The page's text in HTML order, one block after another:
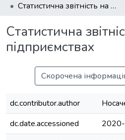
Статистична звітність на підприємствах
Статистична
підприємствах
Скорочена
dc.contributor.author
dc.date.accessioned